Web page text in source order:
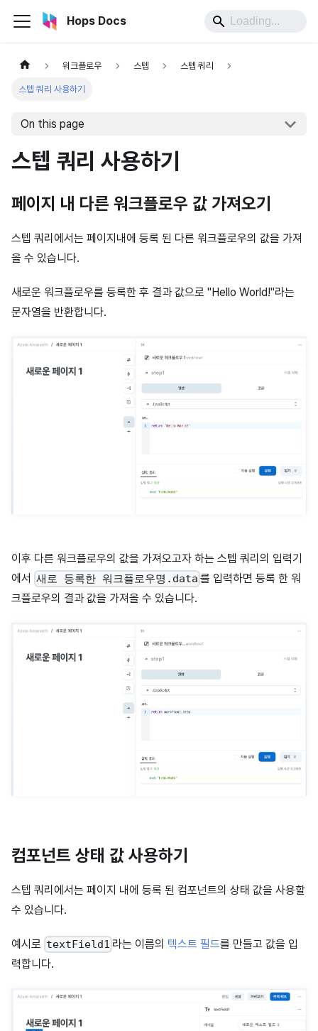
Hops Docs
워크플로우 스텝 스텝 쿼리
스텝 쿼리 사용하기
On this page
스텝 쿼리 사용하기
페이지 내 다른 워크플로우 값 가져오기
스텝 쿼리에서는 페이지내에 등록 된 다른 워크플로우의 값을 가져
올 수 있습니다.
새로운 워크플로우를 등록한 후 결과 값으로 "Hello World!"라는
문자열을 반환합니다.
이후 다른 워크플로우의 값을 가져오고자 하는 스텝 쿼리의 입력기
에서 새로 등록한 워크플로우명.data 를 입력하면 등록 한 워
크플로우의 결과 값을 가져올 수 있습니다.
컴포넌트 상태 값 사용하기
스텝 쿼리에서는 페이지 내에 등록 된 컴포넌트의 상태 값을 사용할
수 있습니다.
예시로 textField1 라는 이름의 텍스트 필드를 만들고 값을 입
력합니다.